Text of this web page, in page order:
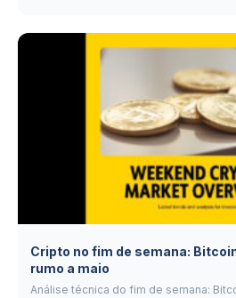
Cripto no fim de semana:
rumo a maio
Análise técnica do fim de semana: